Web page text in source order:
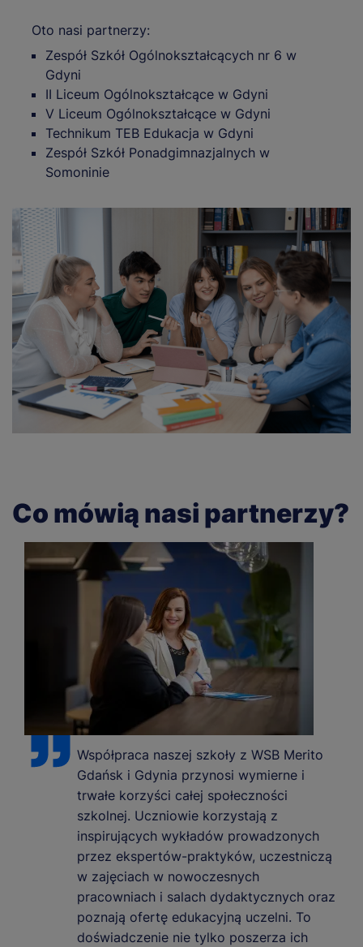
Oto nasi partnerzy:
Zespół Szkół Ogólnokształcących nr 6 w
Gdyni
II Liceum Ogólnokształcące w Gdyni
V Liceum Ogólnokształcące w Gdyni
Technikum TEB Edukacja w Gdyni
Zespół Szkół Ponadgimnazjalnych w
Somoninie
Co mówią nasi partnerzy?
Współpraca naszej szkoły z WSB Merito
Gdańsk i Gdynia przynosi wymierne i
trwałe korzyści całej społeczności
szkolnej. Uczniowie korzystają z
inspirujących wykładów prowadzonych
przez ekspertów-praktyków, uczestniczą
w zajęciach w nowoczesnych
pracowniach i salach dydaktycznych oraz
poznają ofertę edukacyjną uczelni. To
doświadczenie nie tylko poszerza ich